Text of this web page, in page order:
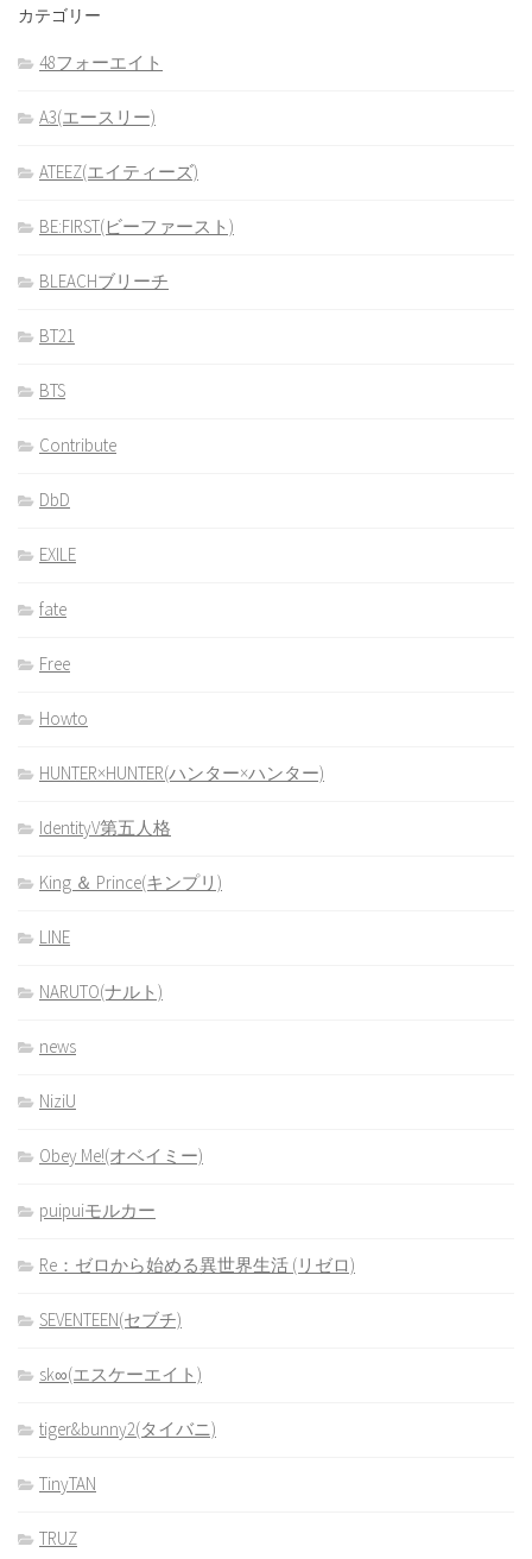
カテゴリー
48フォーエイト
A3(エースリー)
ATEEZ(エイティーズ)
BE:FIRST(ビーファースト)
BLEACHブリーチ
BT21
BTS
Contribute
DbD
EXILE
fate
Free
Howto
HUNTER×HUNTER(ハンター×ハンター)
IdentityV第五人格
King ＆ Prince(キンプリ)
LINE
NARUTO(ナルト)
news
NiziU
Obey Me!(オベイミー)
puipuiモルカー
Re：ゼロから始める異世界生活 (リゼロ)
SEVENTEEN(セブチ)
sk∞(エスケーエイト)
tiger&bunny2(タイバニ)
TinyTAN
TRUZ